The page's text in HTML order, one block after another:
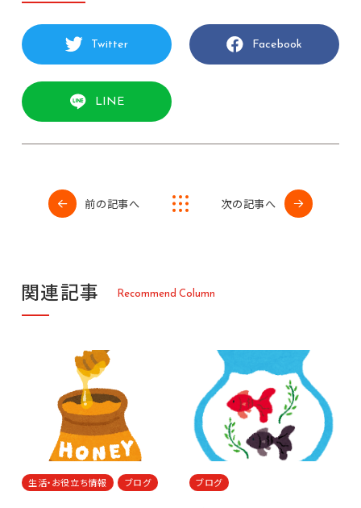
Twitter Facebook
LINE
前の記事へ 次の記事へ
関連記事 Recommend Co lumn
生活・お役立ち情報 ブログ ブログ